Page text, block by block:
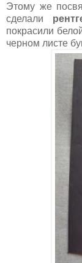
Этому же
сделали
покрасили
черном листе